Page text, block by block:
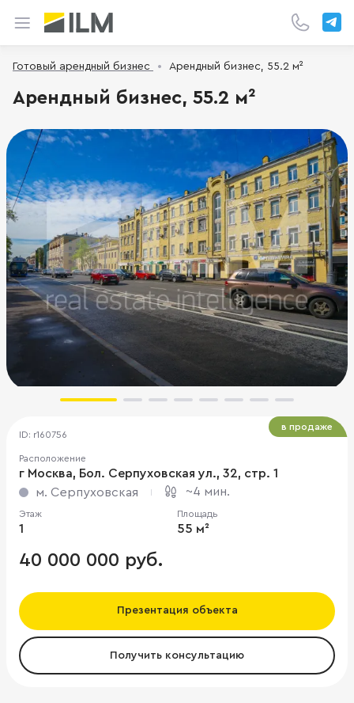
Готовый арендный бизнес Арендный бизнес, 55.2 м²
Арендный бизнес, 55.2 м²
ID: r160756
Расположение
г Москва, Бол. Серпуховская ул., 32, стр. 1
м. Серпуховская
~4 мин.
Этаж
1
Площадь
55 м²
40 000 000 руб.
Презентация объекта
Получить консультацию
в продаже